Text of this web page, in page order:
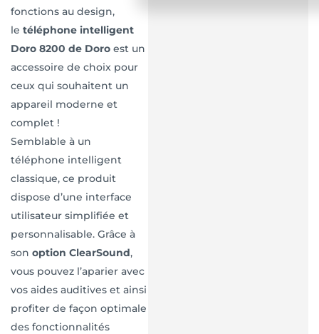
fonctions au design,
le téléphone intelligent
Doro 8200 de Doro est un
accessoire de choix pour
ceux qui souhaitent un
appareil moderne et
complet !
Semblable à un
téléphone intelligent
classique, ce produit
dispose d’une interface
utilisateur simplifiée et
personnalisable. Grâce à
son option ClearSound,
vous pouvez l’aparier avec
vos aides auditives et ainsi
profiter de façon optimale
des fonctionnalités